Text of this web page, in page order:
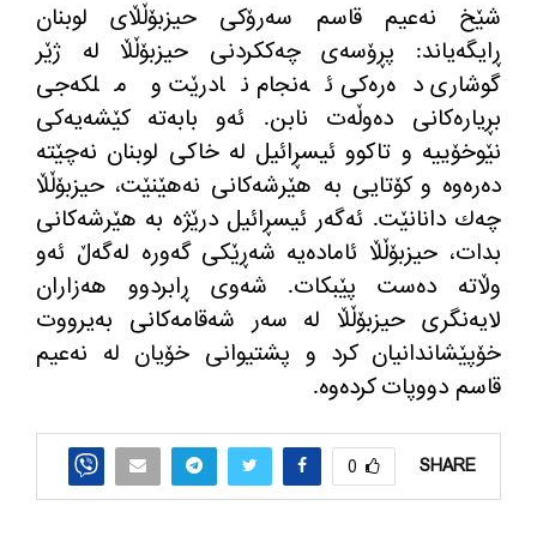
شێخ نه‌عیم قاسم سه‌رۆكی حیزبۆڵڵای لوبنان
ڕایگه‌یاند: پڕۆسه‌ی چه‌ككردنی حیزبۆڵڵا له‌ ژێر
گوشاری ده‌ره‌كی ئه‌نجام نادرێت و ملكه‌جی
بڕیاره‌كانی ده‌وڵه‌ت نابن. ئه‌و بابه‌ته‌ كێشه‌یه‌كی
نێوخۆییه‌ و تاكوو ئیسڕائیل له‌ خاكی لوبنان نه‌چێته
ده‌ره‌وه‌ و كۆتایی به‌ هێرشه‌كانی نه‌هێنێت، حیزبۆڵڵا
چه‌ك دانانێت. ئه‌گه‌ر ئیسڕائیل درێژه‌ به‌ هێرشه‌كانی
بدات، حیزبۆڵڵا ئاماده‌یه‌ شه‌ڕێكی گه‌وره‌ له‌گه‌ڵ ئه‌و
وڵاته ده‌ست پێبكات. شه‌وی ڕابردوو هه‌زاران
لایه‌نگری حیزبۆڵڵا له‌ سه‌ر شه‌قامه‌كانی به‌یرووت
خۆپێشاندانیان كرد و پشتیوانی خۆیان له‌ نه‌عیم
قاسم دووپات كرده‌وه‌.
SHARE
0